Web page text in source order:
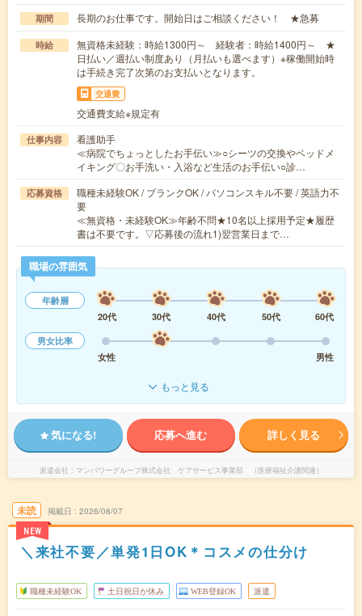
期間 長期のお仕事です。開始日はご相談ください！ ★急募
時給
無資格未経験：時給1300円～ 経験者：時給1400円～ ★
日払い／週払い制度あり（月払いも選べます）※稼働開始時
は手続き完了次第のお支払いとなります。
交通費
交通費支給※規定有
仕事内容
看護助手
≪病院でちょっとしたお手伝い≫○シーツの交換やベッドメ
イキング〇お手洗い・入浴など生活のお手伝い○診…
応募資格
職種未経験OK / ブランクOK / パソコンスキル不要 / 英語力不
要
≪無資格・未経験OK≫年齢不問★10名以上採用予定★履歴
書は不要です。▽応募後の流れ1)翌営業日まで…
職場の雰囲気
年齢層
20代
30代 40代 50代
60代
男女比率
女性
男性
もっと見る
気になる! 応募へ進む 詳しく見る
派遣会社 マンパワーグループ株式会社 ケアサービス事業部 （医療福祉介護関連）
未読
NEW
掲載日 2026/08/07
＼来社不要／単発1日OK＊コスメの仕分け
職種未経験OK 土日祝日が休み WEB登録OK 派遣